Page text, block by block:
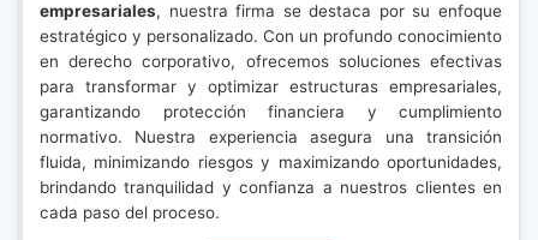
empresariales, nuestra firma se destaca por su enfoque
estratégico y personalizado. Con un profundo conocimiento
en derecho corporativo, ofrecemos soluciones efectivas
para transformar y optimizar estructuras empresariales,
garantizando protección financiera y cumplimiento
normativo. Nuestra experiencia asegura una transición
fluida, minimizando riesgos y maximizando oportunidades,
brindando tranquilidad y confianza a nuestros clientes en
cada paso del proceso.